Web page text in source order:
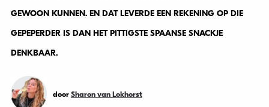
GEWOON KUNNEN. EN DAT LEVERDE EEN REKENING OP DIE
GEPEPERDER IS DAN HET PITTIGSTE SPAANSE SNACKJE
DENKBAAR.
door Sharon van Lokhorst